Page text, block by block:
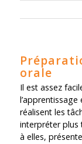
orale
Il est assez
réalisent les
interpréter plus
à elles,